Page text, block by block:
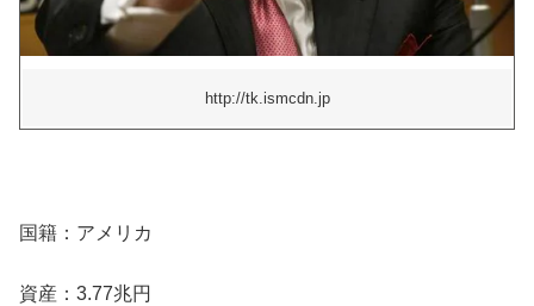
http://tk.ismcdn.jp
国籍：アメリカ
資産：3.77兆円